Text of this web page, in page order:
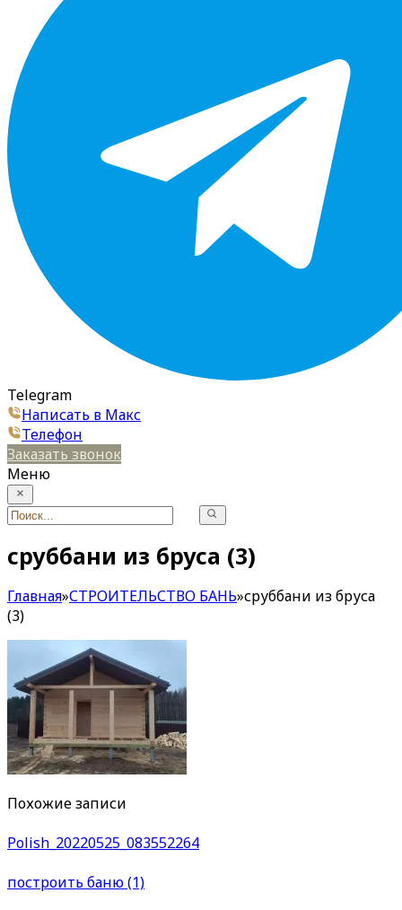
Telegram
Написать в Макс
Телефон
Заказать звонок
Меню
сруббани из бруса (3)
Главная»СТРОИТЕЛЬСТВО БАНЬ»сруббани из бруса
(3)
Похожие записи
Polish_20220525_083552264
построить баню (1)